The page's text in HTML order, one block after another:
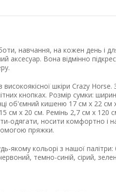
навчання, на кожен день і
аксесуар. Вона відмінно
шкіри Crazy Horse.
кнопках. Розмір сумки:
об'ємний кишеню 17 см х 22 см
см х 20 см. Ремінь 2,7 см х 120
одягати, носити комфортно і на
пряжки.
якому кольорі з нашої
темно-синій, сірий,